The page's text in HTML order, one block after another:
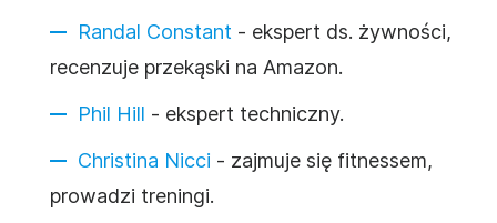
Randal Constant - ekspert ds. żywności,
recenzuje przekąski na Amazon.
Phil Hill - ekspert techniczny.
Christina Nicci - zajmuje się fitnessem,
prowadzi treningi.